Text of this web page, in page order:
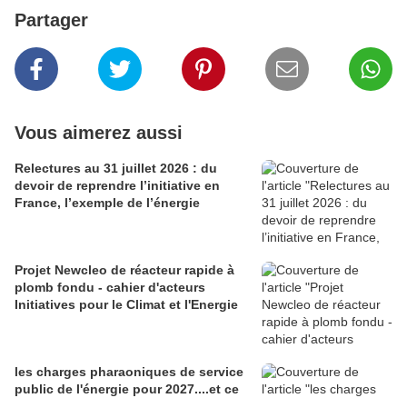
Partager
Vous aimerez aussi
Relectures au 31 juillet 2026 : du
devoir de reprendre l’initiative en
France, l’exemple de l’énergie
Projet Newcleo de réacteur rapide à
plomb fondu - cahier d'acteurs
Initiatives pour le Climat et l'Energie
les charges pharaoniques de service
public de l'énergie pour 2027....et ce